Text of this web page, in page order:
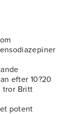
efter 10?20
tror Britt
potent